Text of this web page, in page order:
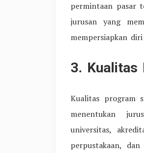
permintaan pasar
jurusan yang
mempersiapkan
3. Kualitas
Kualitas program
menentukan
universitas,
perpustakaan,